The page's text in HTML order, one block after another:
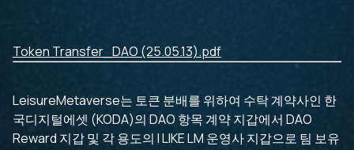
Token Transfer_DAO (25.05.13).pdf
LeisureMetaverse는 토큰 분배를 위하여 수탁 계약사인 한
국디지털에셋 (KODA)의 DAO 항목 계약 지갑에서 DAO
Reward 지갑 및 각 용도의 I LIKE LM 운영사 지갑으로 팀 보유